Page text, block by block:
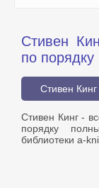
Стивен
по порядку
Стивен Кинг
Стивен Кинг -
порядку
библиотеки a-